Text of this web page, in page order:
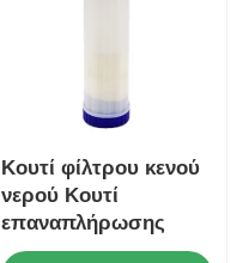
Κουτί φίλτρου κενού
νερού Κουτί
επαναπλήρωσης
10x2.5 " με ρητίνη